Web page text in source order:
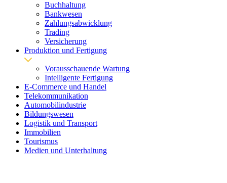
Buchhaltung
Bankwesen
Zahlungsabwicklung
Trading
Versicherung
Produktion und Fertigung
Vorausschauende Wartung
Intelligente Fertigung
E-Commerce und Handel
Telekommunikation
Automobilindustrie
Bildungswesen
Logistik und Transport
Immobilien
Tourismus
Medien und Unterhaltung